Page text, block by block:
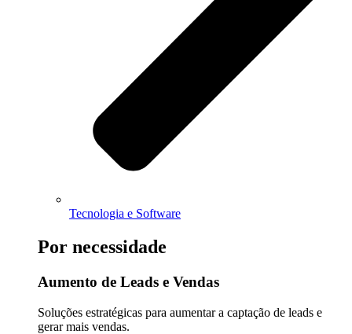
Tecnologia e Software
Por necessidade
Aumento de Leads e Vendas
Soluções estratégicas para aumentar a captação de leads e
gerar mais vendas.